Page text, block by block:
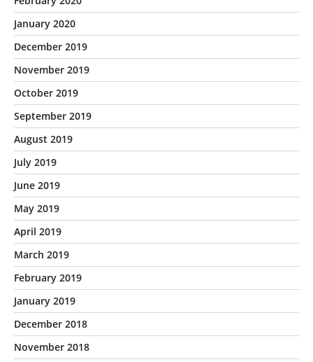
January 2020
December 2019
November 2019
October 2019
September 2019
August 2019
July 2019
June 2019
May 2019
April 2019
March 2019
February 2019
January 2019
December 2018
November 2018